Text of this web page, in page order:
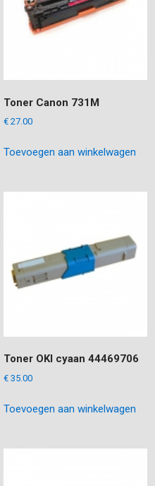
Toner Canon 731M
€27.00
Toevoegen aan winkelwagen
Toner OKI cyaan 44469706
€35.00
Toevoegen aan winkelwagen